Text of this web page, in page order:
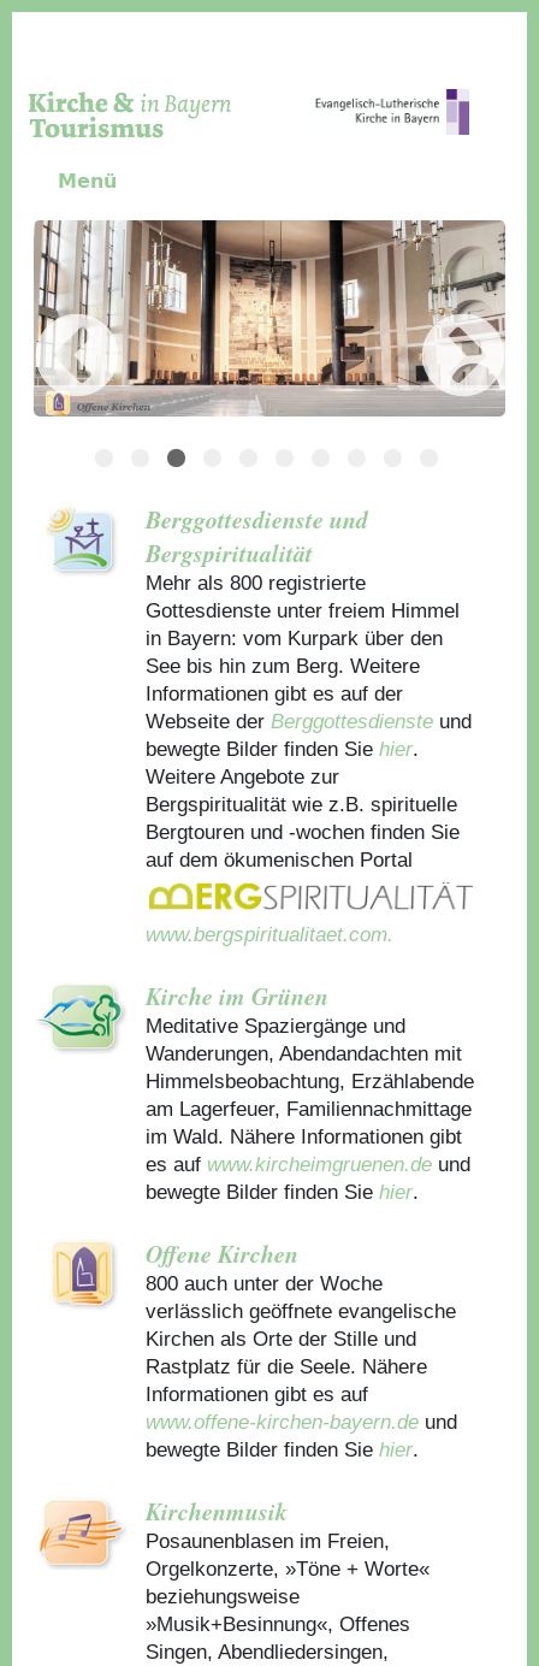
Menü
Slider Icon
Bild
Häuser für Gruppen
Berggottesdienste und
Bergspiritualität
Mehr als 800 registrierte
Gottesdienste unter freiem Himmel
in Bayern: vom Kurpark über den
See bis hin zum Berg. Weitere
Informationen gibt es auf der
Webseite derBerggottesdienste und
bewegte Bilder finden Sie hier.
Weitere Angebote zur
Bergspiritualität wie z.B. spirituelle
Bergtouren und -wochen finden Sie
auf dem ökumenischen Portal
www.bergspiritualitaet.com.
Kirche im Grünen
Meditative Spaziergänge und
Wanderungen, Abendandachten mit
Himmelsbeobachtung, Erzählabende
am Lagerfeuer, Familiennachmittage
im Wald. Nähere Informationen gibt
es auf www.kircheimgruenen.de und
bewegte Bilder finden Sie hier.
Offene Kirchen
800 auch unter der Woche
verlässlich geöffnete evangelische
Kirchen als Orte der Stille und
Rastplatz für die Seele. Nähere
Informationen gibt es auf
www.offene-kirchen-bayern.de und
bewegte Bilder finden Sie hier.
Kirchenmusik
Posaunenblasen im Freien,
Orgelkonzerte, »Töne + Worte«
beziehungsweise
»Musik+Besinnung«, Offenes
Singen, Abendliedersingen,